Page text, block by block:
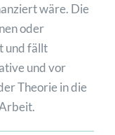
wäre. Die
oder
und fällt
und vor
Theorie in die